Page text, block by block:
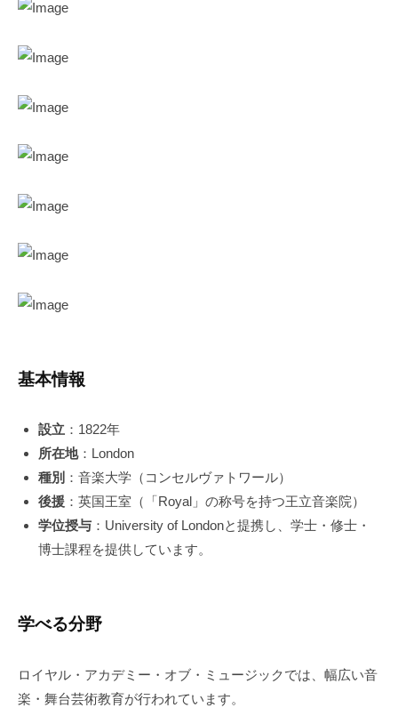
基本情報
設立：1822年
所在地：London
種別 ：音楽大学（コンセルヴァトワール）
後援：英国王室（「Royal」の称号を持つ王立音楽院）
学位授与：University of Londonと提携し、学士・修士・
博士課程を提供しています。
学べる分野
ロイヤル・アカデミー・オブ・ミュージックでは、幅広い音
楽・舞台芸術教育が行われています。